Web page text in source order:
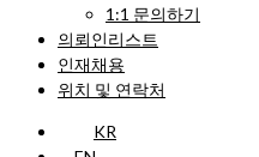
1:1 문의하기
의뢰인리스트
인재채용
위치 및 연락처
KR